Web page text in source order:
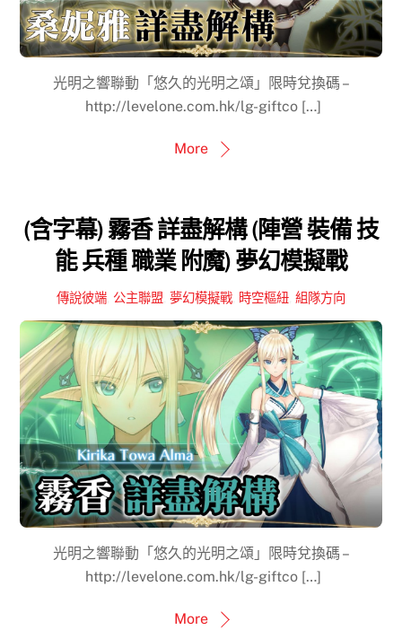
光明之響聯動「悠久的光明之頌」限時兌換碼 –
http://levelone.com.hk/lg-giftco […]
More
(含字幕) 霧香 詳盡解構 (陣營 裝備 技
能 兵種 職業 附魔) 夢幻模擬戰
傳說彼端 公主聯盟 夢幻模擬戰 時空樞紐 組隊方向
光明之響聯動「悠久的光明之頌」限時兌換碼 –
http://levelone.com.hk/lg-giftco […]
More